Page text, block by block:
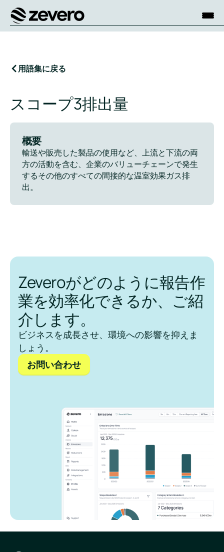
ホーム
用語集に戻る
スコープ3排出量
概要
輸送や販売した製品の使用など、上流と下流の両
方の活動を含む、企業のバリューチェーンで発生
するその他のすべての間接的な温室効果ガス排
出。
Zeveroがどのように報告作
業を効率化できるか、ご紹
介します。
ビジネスを成長させ、環境への影響を抑えま
しょう。
お問い合わせ